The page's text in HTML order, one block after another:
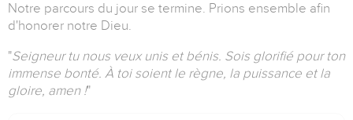
Notre parcours du jour se termine. Prions ensemble afin
d'honorer notre Dieu.
"Seigneur tu nous veux unis et bénis. Sois glorifié pour ton
immense bonté. À toi soient le règne, la puissance et la
gloire, amen !"